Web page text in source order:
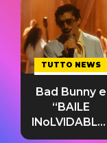
TUTTO NEWS
Bad Bunny e
“BAILE
INoLVIDABLE”:
testo,